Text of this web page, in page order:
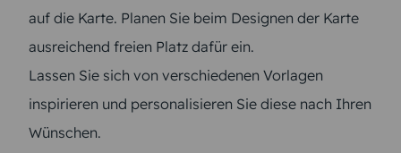
auf die Karte. Planen Sie beim Designen der Karte
ausreichend freien Platz dafür ein.
Lassen Sie sich von verschiedenen Vorlagen
inspirieren und personalisieren Sie diese nach Ihren
Wünschen.